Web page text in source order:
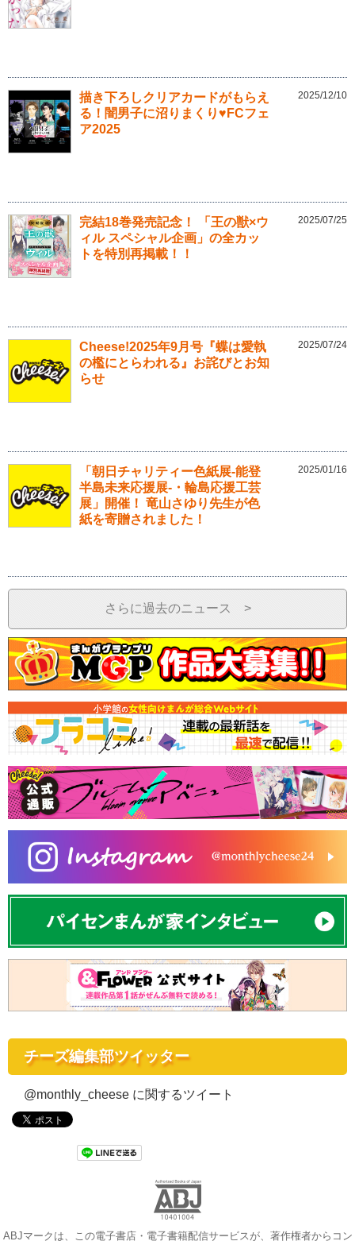
描き下ろしクリアカードがもらえ
る！闇男子に沼りまくり♥FCフェ
ア2025
2025/12/10
完結18巻発売記念！ 「王の獣×ウ
ィル スペシャル企画」の全カッ
トを特別再掲載！！
2025/07/25
Cheese!2025年9月号『蝶は愛執
の檻にとらわれる』お詫びとお知
らせ
2025/07/24
「朝日チャリティー色紙展-能登
半島未来応援展-・輪島応援工芸
展」開催！ 竜山さゆり先生が色
紙を寄贈されました！
2025/01/16
さらに過去のニュース >
チーズ編集部ツイッター
@monthly_cheese に関するツイート
ABJマークは、この電子書店・電子書籍配信サービスが、著作権者からコン